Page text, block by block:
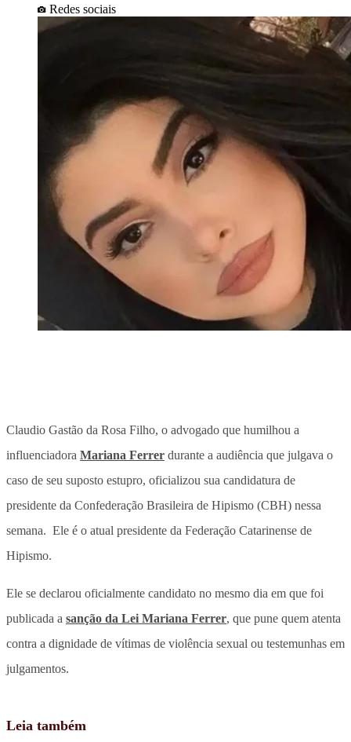
Redes sociais
Claudio Gastão da Rosa Filho, o advogado que humilhou a
influenciadora Mariana Ferrer durante a audiência que julgava o
caso de seu suposto estupro, oficializou sua candidatura de
presidente da Confederação Brasileira de Hipismo (CBH) nessa
semana. Ele é o atual presidente da Federação Catarinense de
Hipismo.
Ele se declarou oficialmente candidato no mesmo dia em que foi
publicada a sanção da Lei Mariana Ferrer, que pune quem atenta
contra a dignidade de vítimas de violência sexual ou testemunhas em
julgamentos.
Leia também